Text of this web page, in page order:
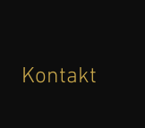
Kontakt